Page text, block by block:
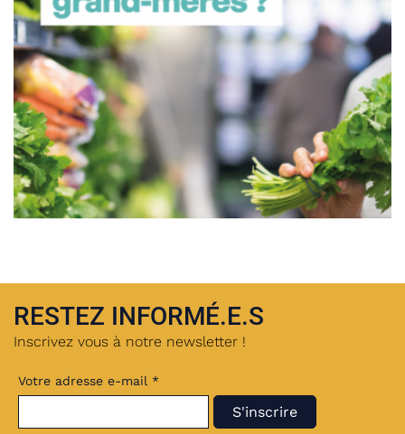
RESTEZ INFORMÉ.E.S
Inscrivez vous à notre newsletter !
Votre adresse e-mail *